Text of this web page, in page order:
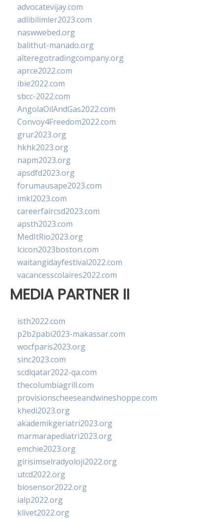
advocatevijay.com
adlibilimler2023.com
naswwebed.org
balithut-manado.org
alteregotradingcompany.org
aprce2022.com
ibie2022.com
sbcc-2022.com
AngolaOilAndGas2022.com
Convoy4Freedom2022.com
grur2023.org
hkhk2023.org
napm2023.org
apsdfd2023.org
forumausape2023.com
imkl2023.com
careerfaircsd2023.com
apsth2023.com
MedItRio2023.org
lcicon2023boston.com
waitangidayfestival2022.com
vacancesscolaires2022.com
MEDIA PARTNER II
isth2022.com
p2b2pabi2023-makassar.com
wocfparis2023.org
sinc2023.com
scdlqatar2022-qa.com
thecolumbiagrill.com
provisionscheeseandwineshoppe.com
khedi2023.org
akademikgeriatri2023.org
marmarapediatri2023.org
emchie2023.org
girisimselradyoloji2022.org
utcd2022.org
biosensor2022.org
ialp2022.org
klivet2022.org